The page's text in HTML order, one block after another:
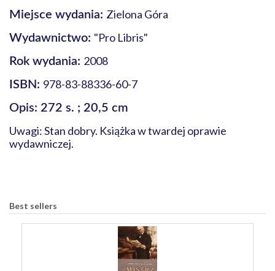
Miejsce wydania: Zielona Góra
Wydawnictwo: "Pro Libris"
Rok wydania: 2008
ISBN: 978-83-88336-60-7
Opis: 272 s. ; 20,5 cm
Uwagi: Stan dobry. Książka w twardej oprawie
wydawniczej.
Best sellers